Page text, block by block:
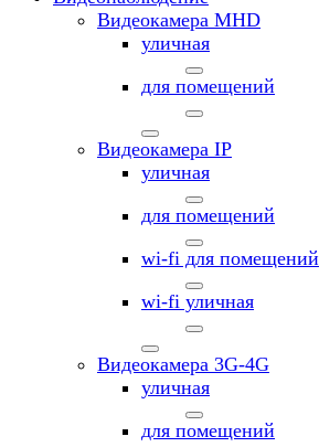
Видеокамера MНD
уличная
для помещений
Видеокамера IP
уличная
для помещений
wi-fi для помещений
wi-fi уличная
Видеокамера 3G-4G
уличная
для помещений